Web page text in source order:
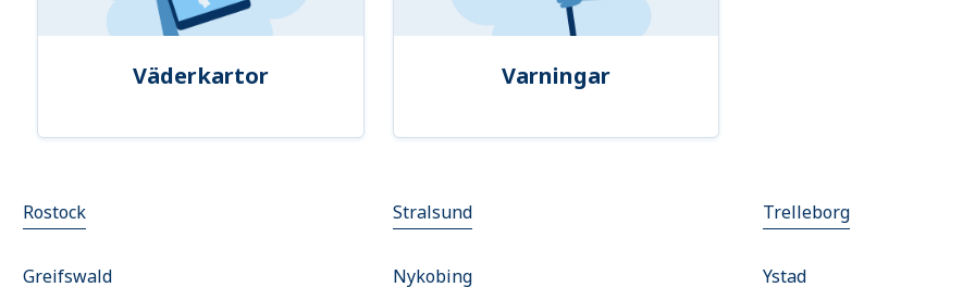
Väderkartor Varningar
Rostock Stralsund Trelleborg
Greifswald Nykobing Ystad